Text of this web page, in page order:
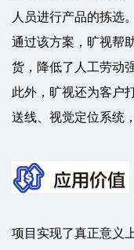
人员进行产品的拣选。
通过该方案，旷视帮
货，降低了人工劳动
此外，旷视还为客户
送线、视觉定位系统
项目实现了真正意义